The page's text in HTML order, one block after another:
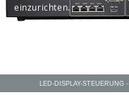
einzurichten.
LED-DISPLAY-STEUERUNG